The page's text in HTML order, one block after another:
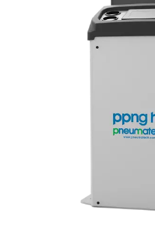
OMKOSTNINGSEFFEKTIV
Lavere
PPNG 1-5,5 HE er et
hvilket reducerer
driftsomkostningerne og